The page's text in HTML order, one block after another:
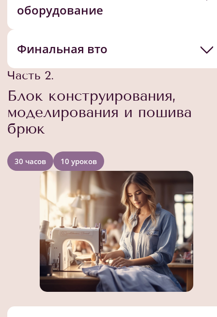
оборудование
Финальная вто
Часть 2.
Блок конструирования,
моделирования и пошива
брюк
30 часов 10 уроков